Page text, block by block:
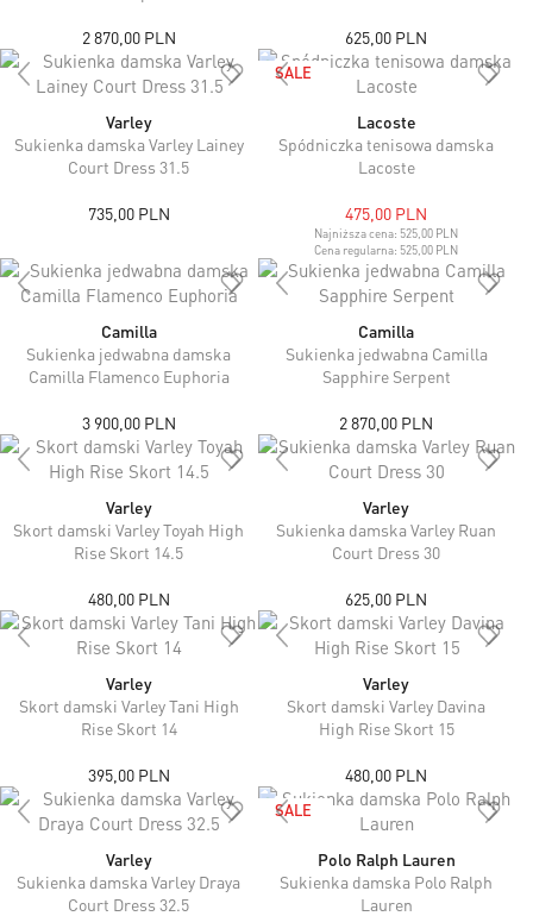
2 870,00 PLN 625,00 PLN
Varley
Sukienka damska Varley Lainey
Court Dress 31.5
735,00 PLN
SALE
Lacoste
Spódniczka tenisowa damska
Lacoste
475,00 PLN
Najniższa cena: 525,00 PLN
Cena regularna: 525,00 PLN
Camilla
Sukienka jedwabna damska
Camilla Flamenco Euphoria
3 900,00 PLN
Camilla
Sukienka jedwabna Camilla
Sapphire Serpent
2 870,00 PLN
Varley
Skort damski Varley Toyah High
Rise Skort 14.5
480,00 PLN
Varley
Sukienka damska Varley Ruan
Court Dress 30
625,00 PLN
Varley
Skort damski Varley Tani High
Rise Skort 14
395,00 PLN
Varley
Skort damski Varley Davina
High Rise Skort 15
480,00 PLN
Varley
Sukienka damska Varley Draya
Court Dress 32.5
SALE
Polo Ralph Lauren
Sukienka damska Polo Ralph
Lauren